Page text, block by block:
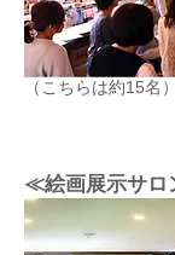
（こちらは約15名）
≪絵画展示サロ